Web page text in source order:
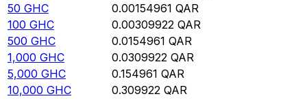
50 GHC 0.00154961 QAR
100 GHC 0.00309922 QAR
500 GHC 0.0154961 QAR
1,000 GHC 0.0309922 QAR
5,000 GHC 0.154961 QAR
10,000 GHC 0.309922 QAR